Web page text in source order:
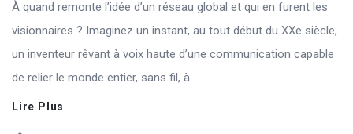
À quand remonte l’idée d’un réseau global et qui en furent les
visionnaires ? Imaginez un instant, au tout début du XXe siècle,
un inventeur rêvant à voix haute d’une communication capable
de relier le monde entier, sans fil, à ...
Lire Plus